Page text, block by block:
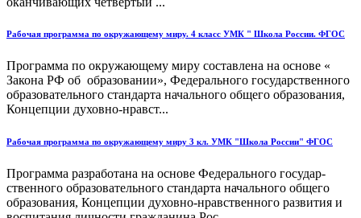
Рабочая программа по окружающему миру. 4 класс УМК " Школа России. ФГОС
Программа по окружающему миру составлена на основе «
Закона РФ об образовании», Федерального государ­ственного
образовательного стандарта начального общего обра­зования,
Концепции духовно-нравст...
Рабочая программа по окружающему миру 3 кл. УМК "Школа России" ФГОС
Программа разработана на основе Федерального государ­
ственного образовательного стандарта начального общего
обра­зования, Концепции духовно-нравственного развития и